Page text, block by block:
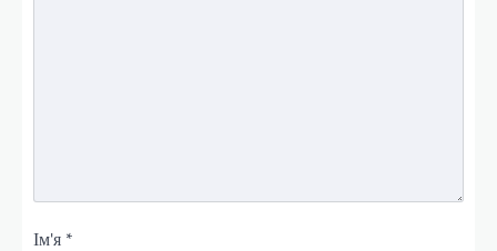
Ім'я *